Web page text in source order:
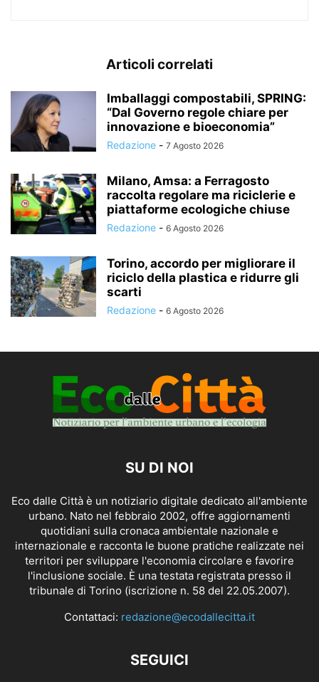
Articoli correlati
Imballaggi compostabili, SPRING:
“Dal Governo regole chiare per
innovazione e bioeconomia”
Redazione - 7 Agosto 2026
Milano, Amsa: a Ferragosto
raccolta regolare ma riciclerie e
piattaforme ecologiche chiuse
Redazione - 6 Agosto 2026
Torino, accordo per migliorare il
riciclo della plastica e ridurre gli
scarti
Redazione - 6 Agosto 2026
SU DI NOI
Eco dalle Città è un notiziario digitale dedicato all'ambiente
urbano. Nato nel febbraio 2002, offre aggiornamenti
quotidiani sulla cronaca ambientale nazionale e
internazionale e racconta le buone pratiche realizzate nei
territori per sviluppare l'economia circolare e favorire
l'inclusione sociale. È una testata registrata presso il
tribunale di Torino (iscrizione n. 58 del 22.05.2007).
Contattaci: redazione@ecodallecitta.it
SEGUICI